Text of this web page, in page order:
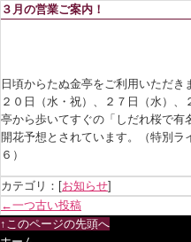
ー３月の営業ご案内！
日頃からたぬ金亭をご利用いただ
２０日（水・祝）、２７日（水）
亭から歩いてすぐの「しだれ桜で
開花予想とされています。（特別ラ
６）
カテゴリ：[お知らせ]
←一つ古い投稿
↑このページの先頭へ